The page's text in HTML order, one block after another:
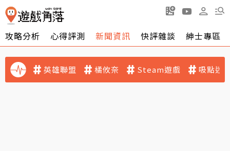
攻略分析 心得評測 新聞資訊 快評雜談 紳士專區
英雄聯盟 橘攸奈 Steam遊戲 吸點迷